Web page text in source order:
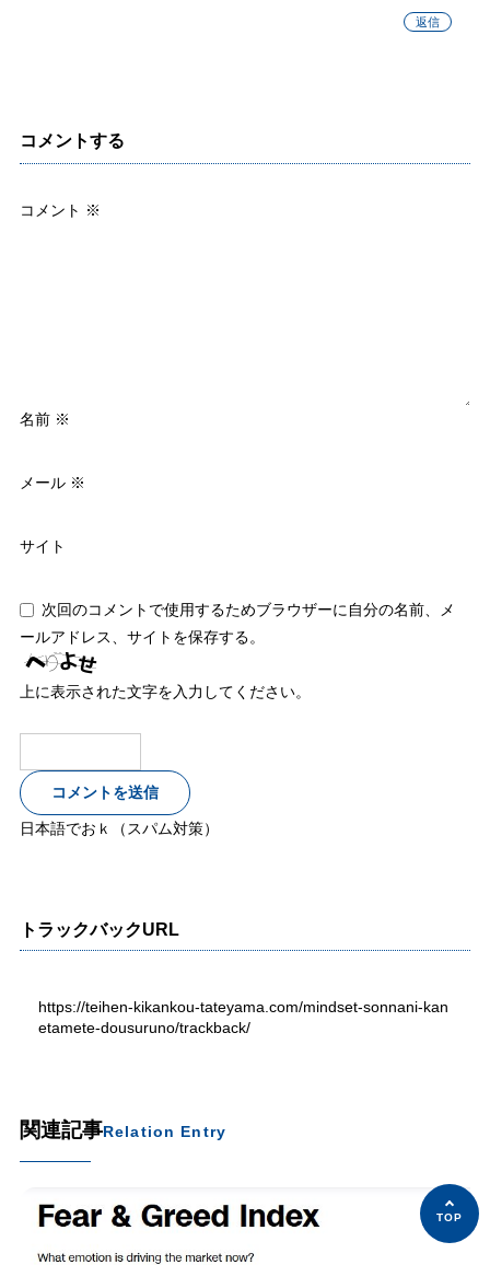
返信
コメントする
コメント ※
名前 ※
メール ※
サイト
次回のコメントで使用するためブラウザーに自分の名前、メ
ールアドレス、サイトを保存する。
上に表示された文字を入力してください。
日本語でおｋ（スパム対策）
トラックバックURL
https://teihen-kikankou-tateyama.com/mindset-sonnani-kan
etamete-dousuruno/trackback/
関連記事Relation Entry